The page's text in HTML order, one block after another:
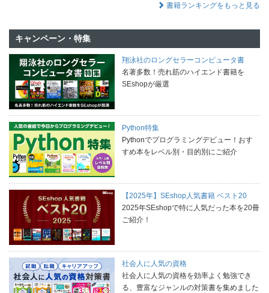
書籍ランキングをもっと見る
キャンペーン・特集
翔泳社のロングセラーコンピュータ書
名著多数！売れ筋のハイエンド書籍を
SEshopが厳選
Python特集
Pythonでプログラミングデビュー！おす
すめ本をレベル別・目的別にご紹介
【2025年】SEshop人気書籍 ベスト20
2025年SEshopで特に人気だった本を20冊
ご紹介！
社会人に人気の資格
社会人に人気の資格を効率よく勉強でき
る、豊富なジャンルの対策書を集めました